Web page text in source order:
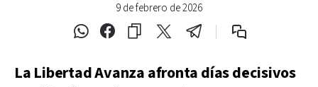
9 de febrero de 2026
La Libertad Avanza afronta días decisivos